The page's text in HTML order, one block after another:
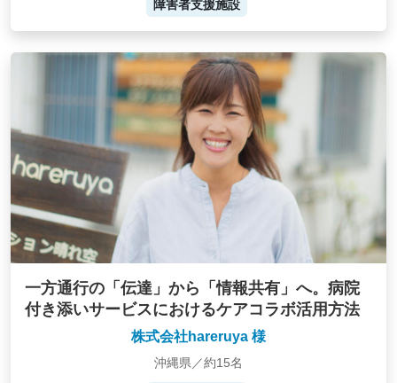
障害者支援施設
一方通行の「伝達」から「情報共有」へ。病院
付き添いサービスにおけるケアコラボ活用方法
株式会社hareruya 様
沖縄県／約15名